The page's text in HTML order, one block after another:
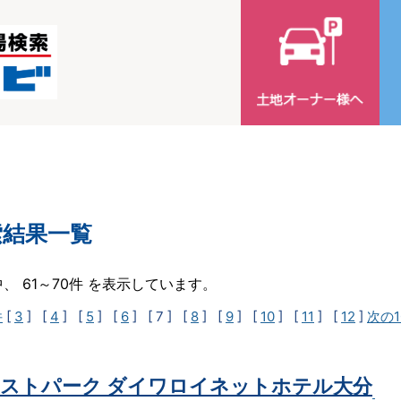
果一覧
61～70件 を表示しています。
[ 3 ] [ 4 ] [ 5 ] [ 6 ] [ 7 ] [ 8 ] [ 9 ] [ 10 ] [ 11 ] [ 12 ] 次の
トパーク ダイワロイネットホテル大分